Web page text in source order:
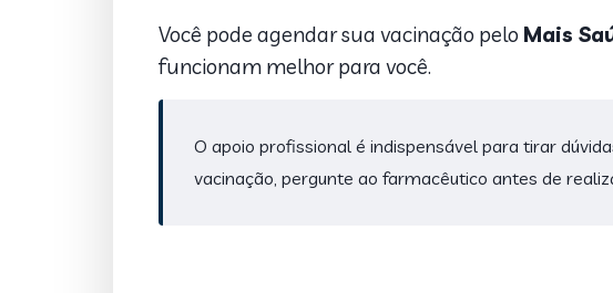
Você pode agendar sua vacinação pelo Mais
funcionam melhor para você.
O apoio profissional é indispensável para tirar
vacinação, pergunte ao farmacêutico antes de